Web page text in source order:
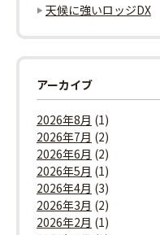
天候に強いロッジDX
アーカイブ
2026年8月 (1)
2026年7月 (2)
2026年6月 (2)
2026年5月 (1)
2026年4月 (3)
2026年3月 (2)
2026年2月 (1)